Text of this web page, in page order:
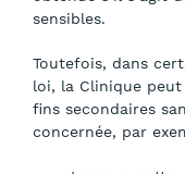
sensibles.
Toutefois, dans
loi, la Clinique
fins secondaires
concernée, par